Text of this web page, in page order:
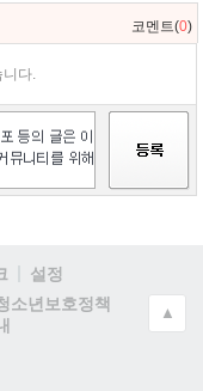
코멘트(0)
니다.
설정
소년보호정책
▲